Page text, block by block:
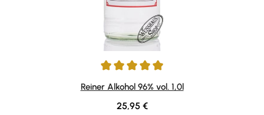
Durchschnittliche Bewertung von 4.95 von 5 Sternen
Reiner Alkohol 96% vol. 1,0l
Regulärer Preis:
25,95 €